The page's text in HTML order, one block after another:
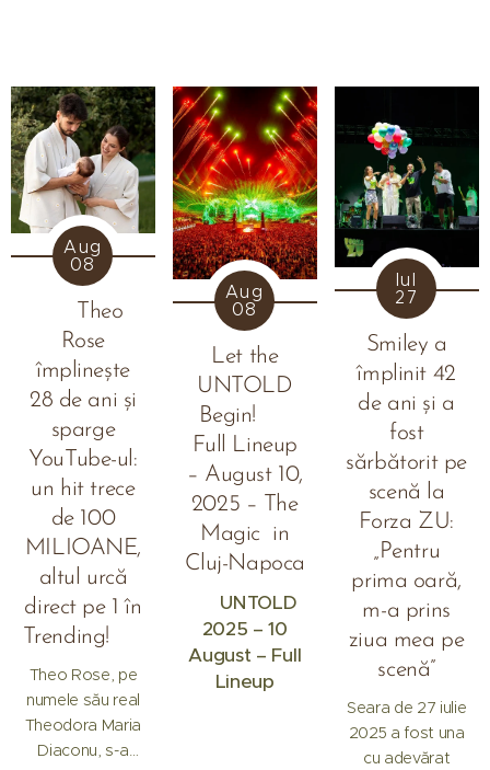
Aug
08
🎂 Theo
Rose
împlinește
28 de ani și
sparge
YouTube-ul:
un hit trece
de 100
MILIOANE,
altul urcă
direct pe 1 în
Trending! 📈
Theo Rose, pe
numele său real
Theodora Maria
Diaconu, s-a
Aug
08
Let the
UNTOLD
Begin! 🎶
Full Lineup
– August 10,
2025 – The
Magic in
Cluj-Napoca
UNTOLD
2025 – 10
August – Full
Lineup
Iul
27
Smiley a
împlinit 42
de ani și a
fost
sărbătorit pe
scenă la
Forza ZU:
„Pentru
prima oară,
m-a prins
ziua mea pe
scenă”
Seara de 27 iulie
2025 a fost una
cu adevărat